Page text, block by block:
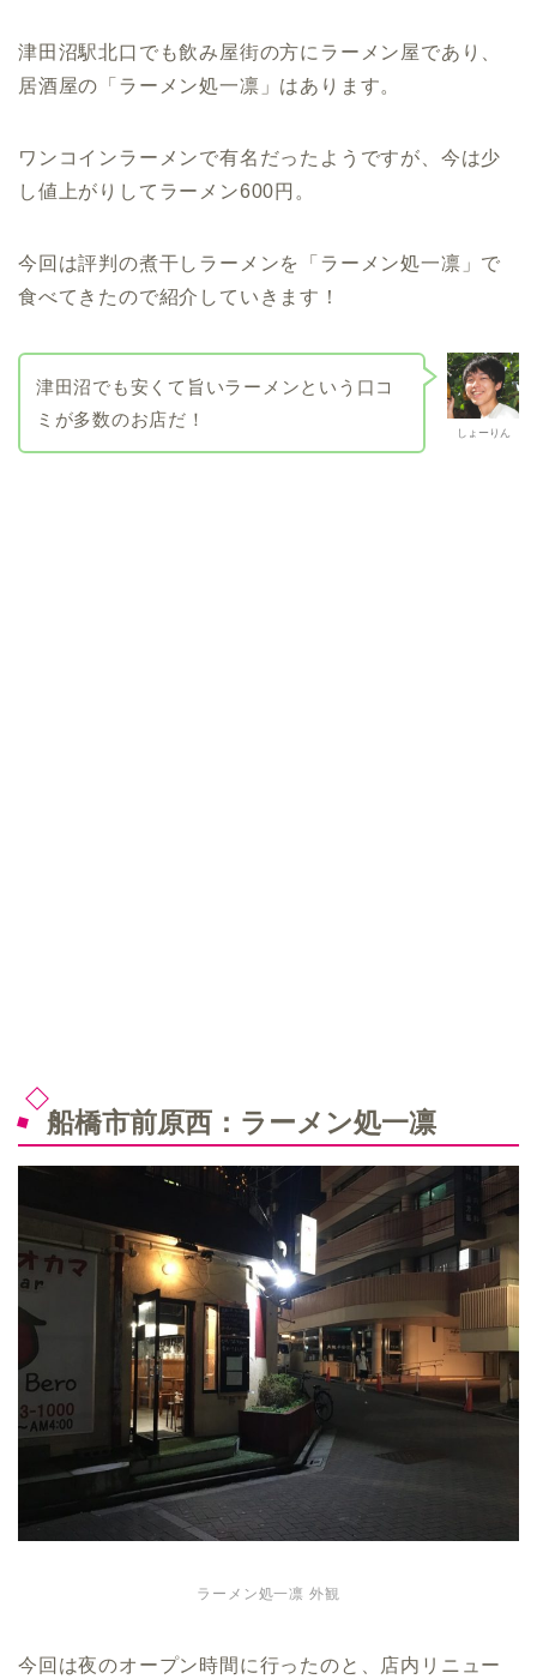
津田沼駅北口でも飲み屋街の方にラーメン屋であり、
居酒屋の「ラーメン処一凛」はあります。
ワンコインラーメンで有名だったようですが、今は少
し値上がりしてラーメン600円。
今回は評判の煮干しラーメンを「ラーメン処一凛」で
食べてきたので紹介していきます！
しょーりん
津田沼でも安くて旨いラーメンという口コ
ミが多数のお店だ！
船橋市前原西：ラーメン処一凛
ラーメン処一凛 外観
今回は夜のオープン時間に行ったのと、店内リニュー